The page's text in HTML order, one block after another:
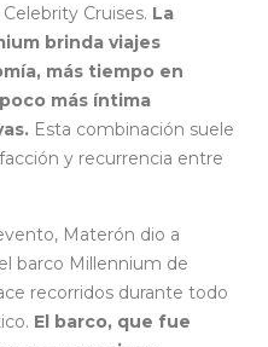
Cruises. La
brinda viajes
más tiempo en
más íntima
Esta combinación suele
y recurrencia entre
Materón dio a
barco Millennium de
recorridos durante todo
El barco, que fue